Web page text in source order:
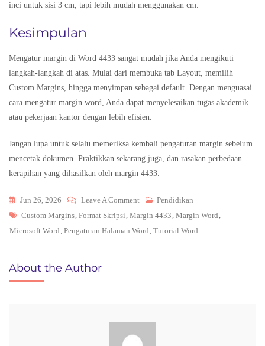
inci untuk sisi 3 cm, tapi lebih mudah menggunakan cm.
Kesimpulan
Mengatur margin di Word 4433 sangat mudah jika Anda mengikuti
langkah-langkah di atas. Mulai dari membuka tab Layout, memilih
Custom Margins, hingga menyimpan sebagai default. Dengan menguasai
cara mengatur margin word, Anda dapat menyelesaikan tugas akademik
atau pekerjaan kantor dengan lebih efisien.
Jangan lupa untuk selalu memeriksa kembali pengaturan margin sebelum
mencetak dokumen. Praktikkan sekarang juga, dan rasakan perbedaan
kerapihan yang dihasilkan oleh margin 4433.
Jun 26, 2026 Leave A Comment On
Cara
Mengatur
Trik
Cepat
Pendidikan
Tags
Custom Margins, Format Skripsi , Margin 4433 , Margin Word ,
Microsoft Word , Pengaturan Halaman Word , Tutorial Word
About the Author